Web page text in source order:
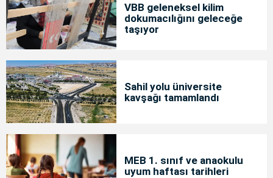
VBB geleneksel kilim
dokumacılığını geleceğe
taşıyor
Sahil yolu üniversite
kavşağı tamamlandı
MEB 1. sınıf ve anaokulu
uyum haftası tarihleri